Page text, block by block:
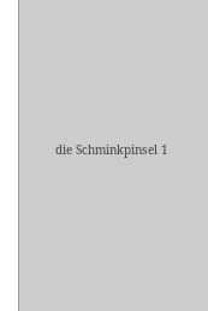
die Schminkpinsel 1